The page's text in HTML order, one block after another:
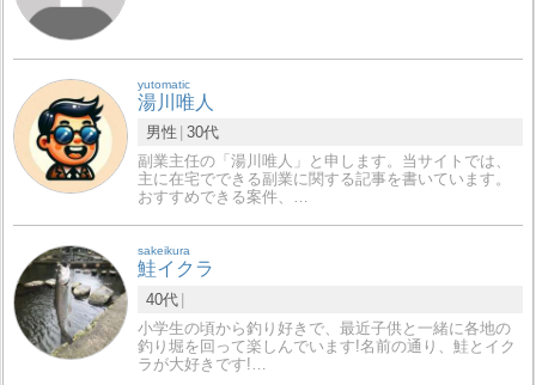
yutomatic
湯川唯人
男性 30代
副業主任の「湯川唯人」と申します。当サイトでは、
主に在宅でできる副業に関する記事を書いています。
おすすめできる案件、…
sakeikura
鮭イクラ
40代
小学生の頃から釣り好きで、最近子供と一緒に各地の
釣り堀を回って楽しんでいます!名前の通り、鮭とイク
ラが大好きです!…